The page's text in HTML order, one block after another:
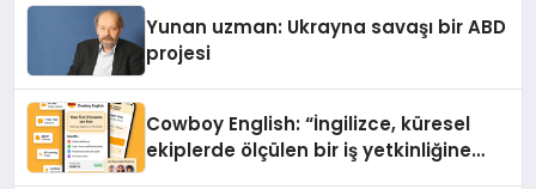
Yunan uzman: Ukrayna savaşı bir ABD
projesi
Cowboy English: “İngilizce, küresel
ekiplerde ölçülen bir iş yetkinliğine